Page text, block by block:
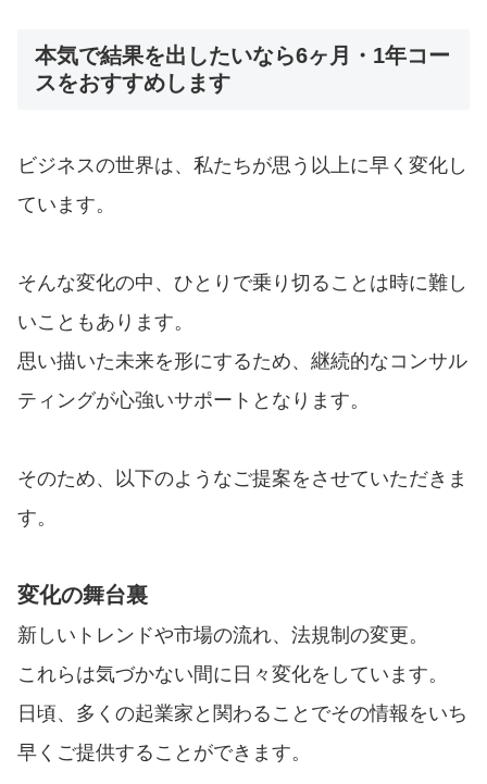
本気で結果を出したいなら6ヶ月・1年コー
スをおすすめします
ビジネスの世界は、私たちが思う以上に早く変化し
ています。
そんな変化の中、ひとりで乗り切ることは時に難し
いこともあります。
思い描いた未来を形にするため、継続的なコンサル
ティングが心強いサポートとなります。
そのため、以下のようなご提案をさせていただきま
す。
変化の舞台裏
新しいトレンドや市場の流れ、法規制の変更。
これらは気づかない間に日々変化をしています。
日頃、多くの起業家と関わることでその情報をいち
早くご提供することができます。